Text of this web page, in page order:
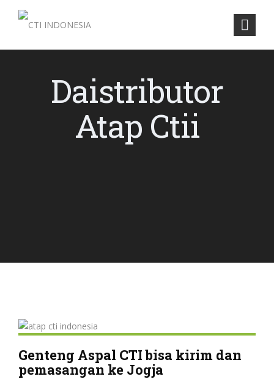
Daistributor
Atap Ctii
Genteng Aspal CTI bisa kirim dan
pemasangan ke Jogja